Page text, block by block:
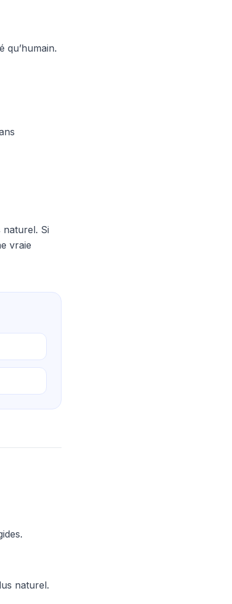
qu’humain.
naturel. Si
vraie
naturel.